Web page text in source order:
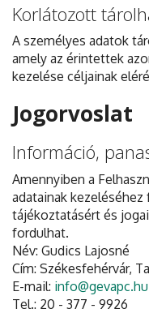
Korlátozott
A személyes adatok
amely az érintettek
kezelése céljainak
Jogorvoslat
Információ,
Amennyiben a
adatainak
tájékoztatásért és
fordulhat.
Név: Gudics Lajosné
Cím: Székesfehérvár,
E-mail: info@gevapc.hu
Tel.: 20 - 377 - 9926